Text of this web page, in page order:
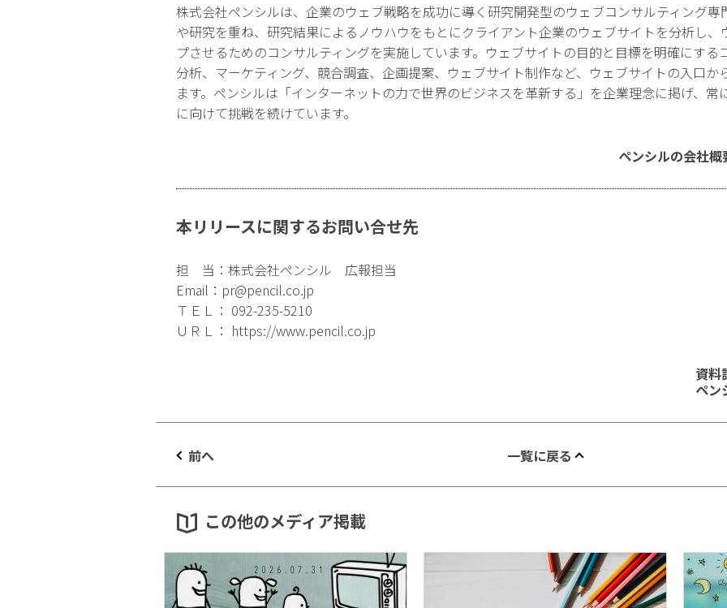
株式会社ペンシルは、企業のウェブ戦略を成功に導く研究開発型のウェブコンサルティング
や研究を重ね、研究結果によるノウハウをもとにクライアント企業のウェブサイトを分析し
プさせるためのコンサルティングを実施しています。ウェブサイトの目的と目標を明確にす
分析、マーケティング、競合調査、企画提案、ウェブサイト制作など、ウェブサイトの入口
ます。ペンシルは「インターネットの力で世界のビジネスを革新する」を企業理念に掲げ、
に向けて挑戦を続けています。
ペンシルの会社
本リリースに関するお問い合せ先
担 当：株式会社ペンシル 広報担当
Email： pr@pencil.co.jp
ＴＥＬ： 092-235-5210
ＵＲＬ： https://www.pencil.co.jp
資料
ペン
前へ 一覧に戻る
この他のメディア掲載